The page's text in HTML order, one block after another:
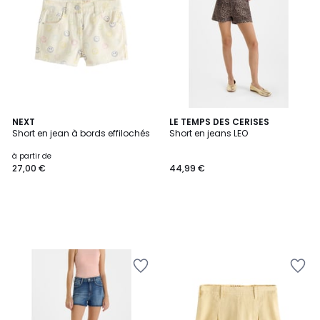
NEXT
Short en jean à bords effilochés
à partir de
27,00 €
LE TEMPS DES CERISES
Short en jeans LEO
44,99 €